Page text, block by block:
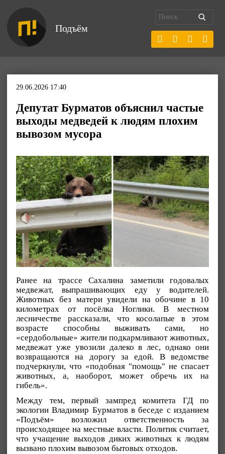
Подъём
29.06.2026 17:40
Депутат Бурматов объяснил частые
выходы медведей к людям плохим
вывозом мусора
Ранее на трассе Сахалина заметили годовалых
медвежат, выпрашивающих еду у водителей.
Животных без матери увидели на обочине в 10
километрах от посёлка Ноглики. В местном
лесничестве рассказали, что косолапые в этом
возрасте способны выживать сами, но
«сердобольные» жители подкармливают животных,
медвежат уже увозили далеко в лес, однако они
возвращаются на дорогу за едой. В ведомстве
подчеркнули, что «подобная "помощь" не спасает
животных, а, наоборот, может обречь их на
гибель».
Между тем, первый зампред комитета ГД по
экологии Владимир Бурматов в беседе с изданием
«Подъём» возложил ответственность за
происходящее на местные власти. Политик считает,
что учащение выходов диких животных к людям
вызвано плохим вывозом бытовых отходов.